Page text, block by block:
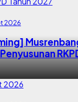
2026